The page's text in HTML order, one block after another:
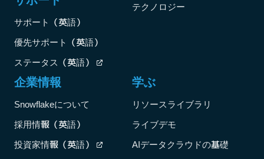
サポート（英語）
優先サポート（英語）
ステータス（英語）
テクノロジー
企業情報
Snowflakeについて
採用情報（英語）
投資家情報（英語）
学ぶ
リソースライブラリ
ライブデモ
AIデータクラウドの基礎